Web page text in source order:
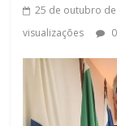
25 de outubro
visualizações